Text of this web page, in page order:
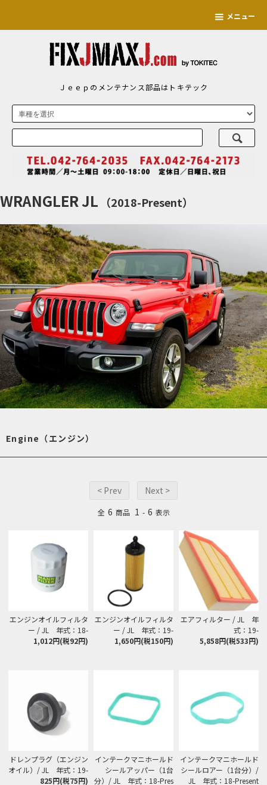
メニュー
Ｊｅｅｐのメンテナンス部品はトキテック
WRANGLER JL （2018-Present）
Engine（エンジン）
< Prev Next >
全 6 商品 1 - 6 表示
エンジンオイルフィルタ
ー / JL 年式：18-
1,012円(税92円)
エンジンオイルフィルタ
ー / JL 年式：19-
1,650円(税150円)
エアフィルター / JL 年
式：19-
5,858円(税533円)
ドレンプラグ（エンジン
オイル）/ JL 年式：19-
825円(税75円)
インテークマニホールド
シールアッパー（1台
分）/ JL 年式：18-Pres
インテークマニホールド
シールロアー（1台分）/
JL 年式：18-Present